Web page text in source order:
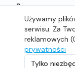
Prawne
Regulamin
Polityka
©2026
Używamy
serwisu. Za
reklamowych
prywatności
Tylko